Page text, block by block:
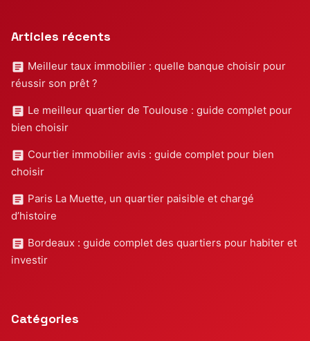
Articles récents
Meilleur taux immobilier : quelle banque choisir pour
réussir son prêt ?
Le meilleur quartier de Toulouse : guide complet pour
bien choisir
Courtier immobilier avis : guide complet pour bien
choisir
Paris La Muette, un quartier paisible et chargé
d’histoire
Bordeaux : guide complet des quartiers pour habiter et
investir
Catégories